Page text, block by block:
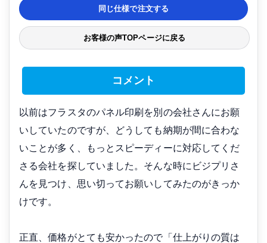
同じ仕様で注文する
お客様の声TOPページに戻る
コメント
以前はフラスタのパネル印刷を別の会社さんにお願
いしていたのですが、どうしても納期が間に合わな
いことが多く、もっとスピーディーに対応してくだ
さる会社を探していました。そんな時にビジプリさ
んを見つけ、思い切ってお願いしてみたのがきっか
けです。
正直、価格がとても安かったので「仕上がりの質は